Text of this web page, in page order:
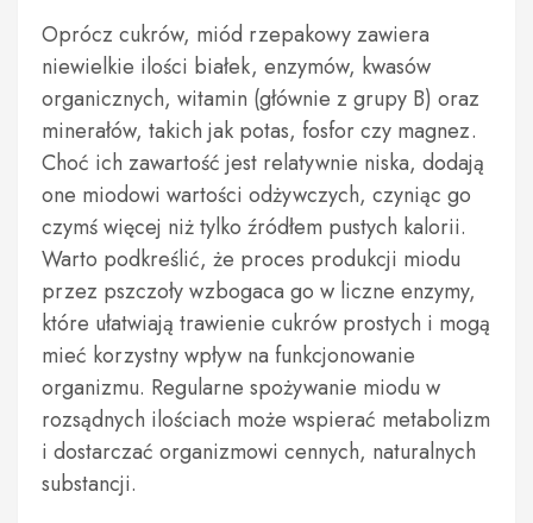
Oprócz cukrów, miód rzepakowy zawiera
niewielkie ilości białek, enzymów, kwasów
organicznych, witamin (głównie z grupy B) oraz
minerałów, takich jak potas, fosfor czy magnez.
Choć ich zawartość jest relatywnie niska, dodają
one miodowi wartości odżywczych, czyniąc go
czymś więcej niż tylko źródłem pustych kalorii.
Warto podkreślić, że proces produkcji miodu
przez pszczoły wzbogaca go w liczne enzymy,
które ułatwiają trawienie cukrów prostych i mogą
mieć korzystny wpływ na funkcjonowanie
organizmu. Regularne spożywanie miodu w
rozsądnych ilościach może wspierać metabolizm
i dostarczać organizmowi cennych, naturalnych
substancji.